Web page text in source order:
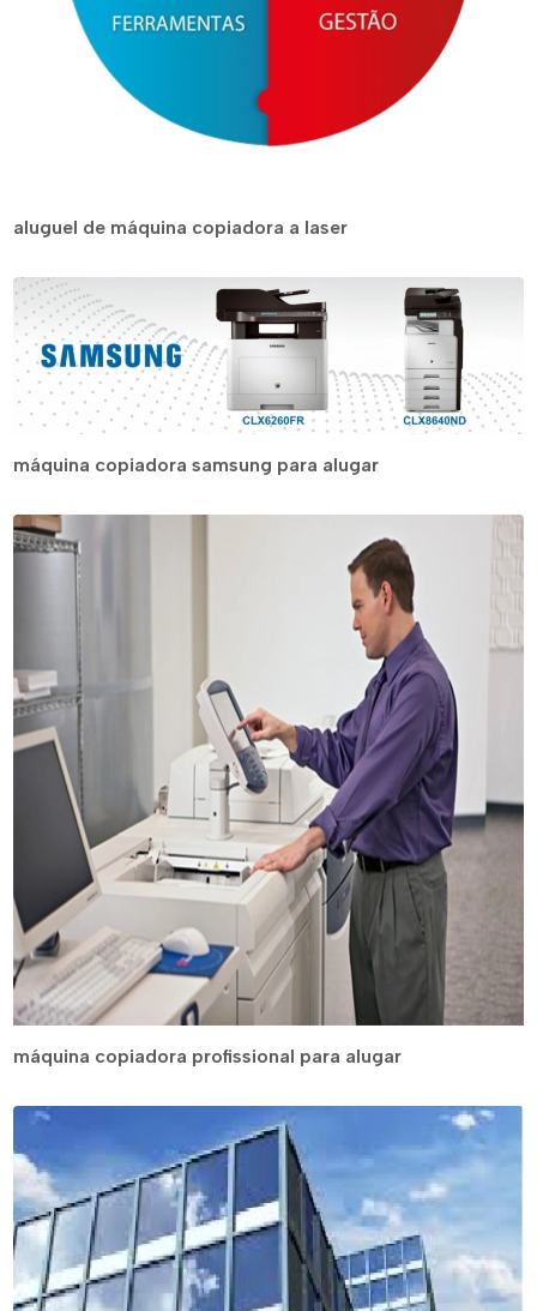
aluguel de máquina copiadora a laser
máquina copiadora samsung para alugar
máquina copiadora profissional para alugar